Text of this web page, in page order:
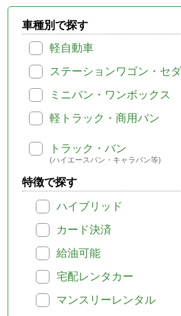
車種別で探す
軽自動車
ステーションワゴン・セ
ミニバン・ワンボックス
軽トラック・商用バン
トラック・バン
(ハイエースバン・キャラバン等)
特徴で探す
ハイブリッド
カード決済
給油可能
宅配レンタカー
マンスリーレンタル